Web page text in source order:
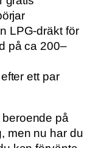
LPG-dräkt för
på ca 200–
ett par
på
men nu har du